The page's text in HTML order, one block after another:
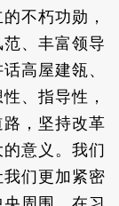
不朽功勋，
、丰富领导
高屋建瓴、
、指导性，
，坚持改革
意义。我们
们更加紧密